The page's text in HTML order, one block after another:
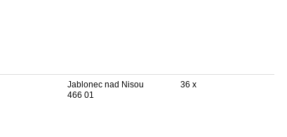
Jablonec nad Nisou
466 01
36 x